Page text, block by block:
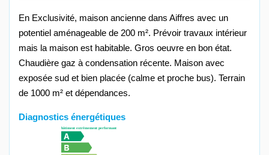
En Exclusivité, maison ancienne dans Aiffres avec un
potentiel aménageable de 200 m². Prévoir travaux intérieur
mais la maison est habitable. Gros oeuvre en bon état.
Chaudière gaz à condensation récente. Maison avec
exposée sud et bien placée (calme et proche bus). Terrain
de 1000 m² et dépendances.
Diagnostics énergétiques